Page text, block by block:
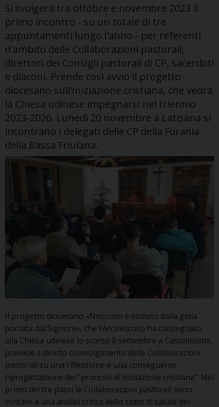
Si svolgerà tra ottobre e novembre 2023 il
primo incontro - su un totale di tre
appuntamenti lungo l'anno - per referenti
d'ambito delle Collaborazioni pastorali,
direttori dei Consigli pastorali di CP, sacerdoti
e diaconi. Prende così avvio il progetto
diocesano sull'Iniziazione cristiana, che vedrà
la Chiesa udinese impegnarsi nel triennio
2023-2026. Lunedì 20 novembre a Latisana si
incontrano i delegati delle CP della Forania
della Bassa Friulana.
Il progetto diocesano «Nessuno è escluso dalla gioia
portata dal Signore», che l’Arcivescovo ha consegnato
alla Chiesa udinese lo scorso 8 settembre a Castelmonte,
prevede il diretto coinvolgimento delle Collaborazioni
pastorali su una riflessione e una conseguente
riprogettazione dei “processi di Iniziazione cristiana”. Nel
primo dei tre passi le Collaborazioni pastorali sono
invitate a una analisi critica dello stato di salute dei